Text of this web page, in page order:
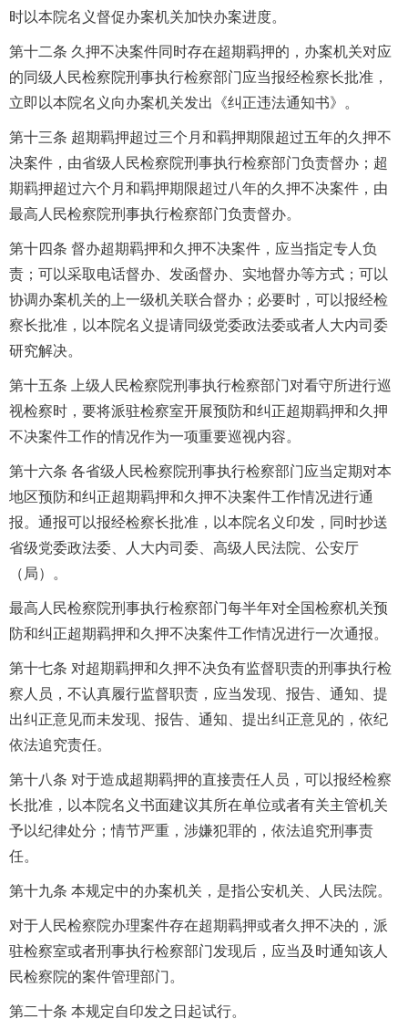
时以本院名义督促办案机关加快办案进度。
第十二条 久押不决案件同时存在超期羁押的，办案机关对应
的同级人民检察院刑事执行检察部门应当报经检察长批准，
立即以本院名义向办案机关发出《纠正违法通知书》。
第十三条 超期羁押超过三个月和羁押期限超过五年的久押不
决案件，由省级人民检察院刑事执行检察部门负责督办；超
期羁押超过六个月和羁押期限超过八年的久押不决案件，由
最高人民检察院刑事执行检察部门负责督办。
第十四条 督办超期羁押和久押不决案件，应当指定专人负
责；可以采取电话督办、发函督办、实地督办等方式；可以
协调办案机关的上一级机关联合督办；必要时，可以报经检
察长批准，以本院名义提请同级党委政法委或者人大内司委
研究解决。
第十五条 上级人民检察院刑事执行检察部门对看守所进行巡
视检察时，要将派驻检察室开展预防和纠正超期羁押和久押
不决案件工作的情况作为一项重要巡视内容。
第十六条 各省级人民检察院刑事执行检察部门应当定期对本
地区预防和纠正超期羁押和久押不决案件工作情况进行通
报。通报可以报经检察长批准，以本院名义印发，同时抄送
省级党委政法委、人大内司委、高级人民法院、公安厅
（局）。
最高人民检察院刑事执行检察部门每半年对全国检察机关预
防和纠正超期羁押和久押不决案件工作情况进行一次通报。
第十七条 对超期羁押和久押不决负有监督职责的刑事执行检
察人员，不认真履行监督职责，应当发现、报告、通知、提
出纠正意见而未发现、报告、通知、提出纠正意见的，依纪
依法追究责任。
第十八条 对于造成超期羁押的直接责任人员，可以报经检察
长批准，以本院名义书面建议其所在单位或者有关主管机关
予以纪律处分；情节严重，涉嫌犯罪的，依法追究刑事责
任。
第十九条 本规定中的办案机关，是指公安机关、人民法院。
对于人民检察院办理案件存在超期羁押或者久押不决的，派
驻检察室或者刑事执行检察部门发现后，应当及时通知该人
民检察院的案件管理部门。
第二十条 本规定自印发之日起试行。